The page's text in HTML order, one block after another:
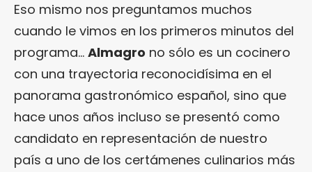
Eso mismo nos preguntamos muchos
cuando le vimos en los primeros minutos del
programa… Almagro no sólo es un cocinero
con una trayectoria reconocidísima en el
panorama gastronómico español, sino que
hace unos años incluso se presentó como
candidato en representación de nuestro
país a uno de los certámenes culinarios más